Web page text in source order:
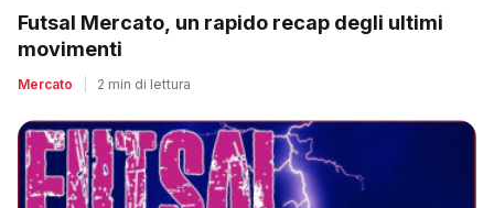
Futsal Mercato, un rapido recap degli ultimi
movimenti
Mercato 2 min di lettura